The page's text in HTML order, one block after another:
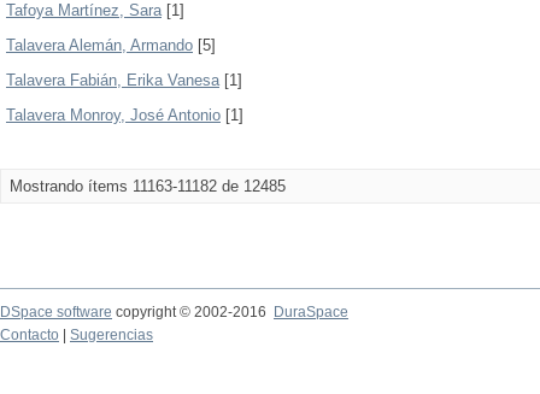
Tafoya Martínez, Sara[1]
Talavera Alemán, Armando [5]
Talavera Fabián, Erika Vanesa[1]
Talavera Monroy, José Antonio [1]
Mostrando ítems 11163-11182 de 12485
DSpace software copyright © 2002-2016
DuraSpace
Contacto
Sugerencias